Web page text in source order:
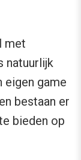
met
natuurlijk
eigen game
bestaan er
bieden op